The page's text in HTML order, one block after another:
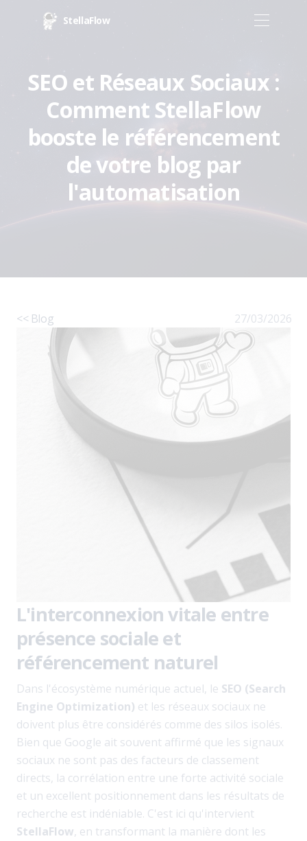
StellaFlow
SEO et Réseaux Sociaux :
Comment StellaFlow
booste le référencement
de votre blog par
l'automatisation
<< Blog 27/03/2026
L'interconnexion vitale entre
présence sociale et
référencement naturel
Dans l'écosystème numérique actuel, le SEO (Search
Engine Optimization) et les réseaux sociaux ne
doivent plus être considérés comme des silos isolés.
Bien que Google ait souvent affirmé que les signaux
sociaux ne sont pas des facteurs de classement
directs, la corrélation entre une forte activité sociale
et un excellent positionnement dans les résultats de
recherche est indéniable. C'est ici qu'intervient
StellaFlow, en transformant la manière dont les